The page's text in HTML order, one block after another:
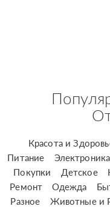
Красота и
Питание
Электроника
Покупки
Детское
Ремонт
Одежда
Разное
Животные и